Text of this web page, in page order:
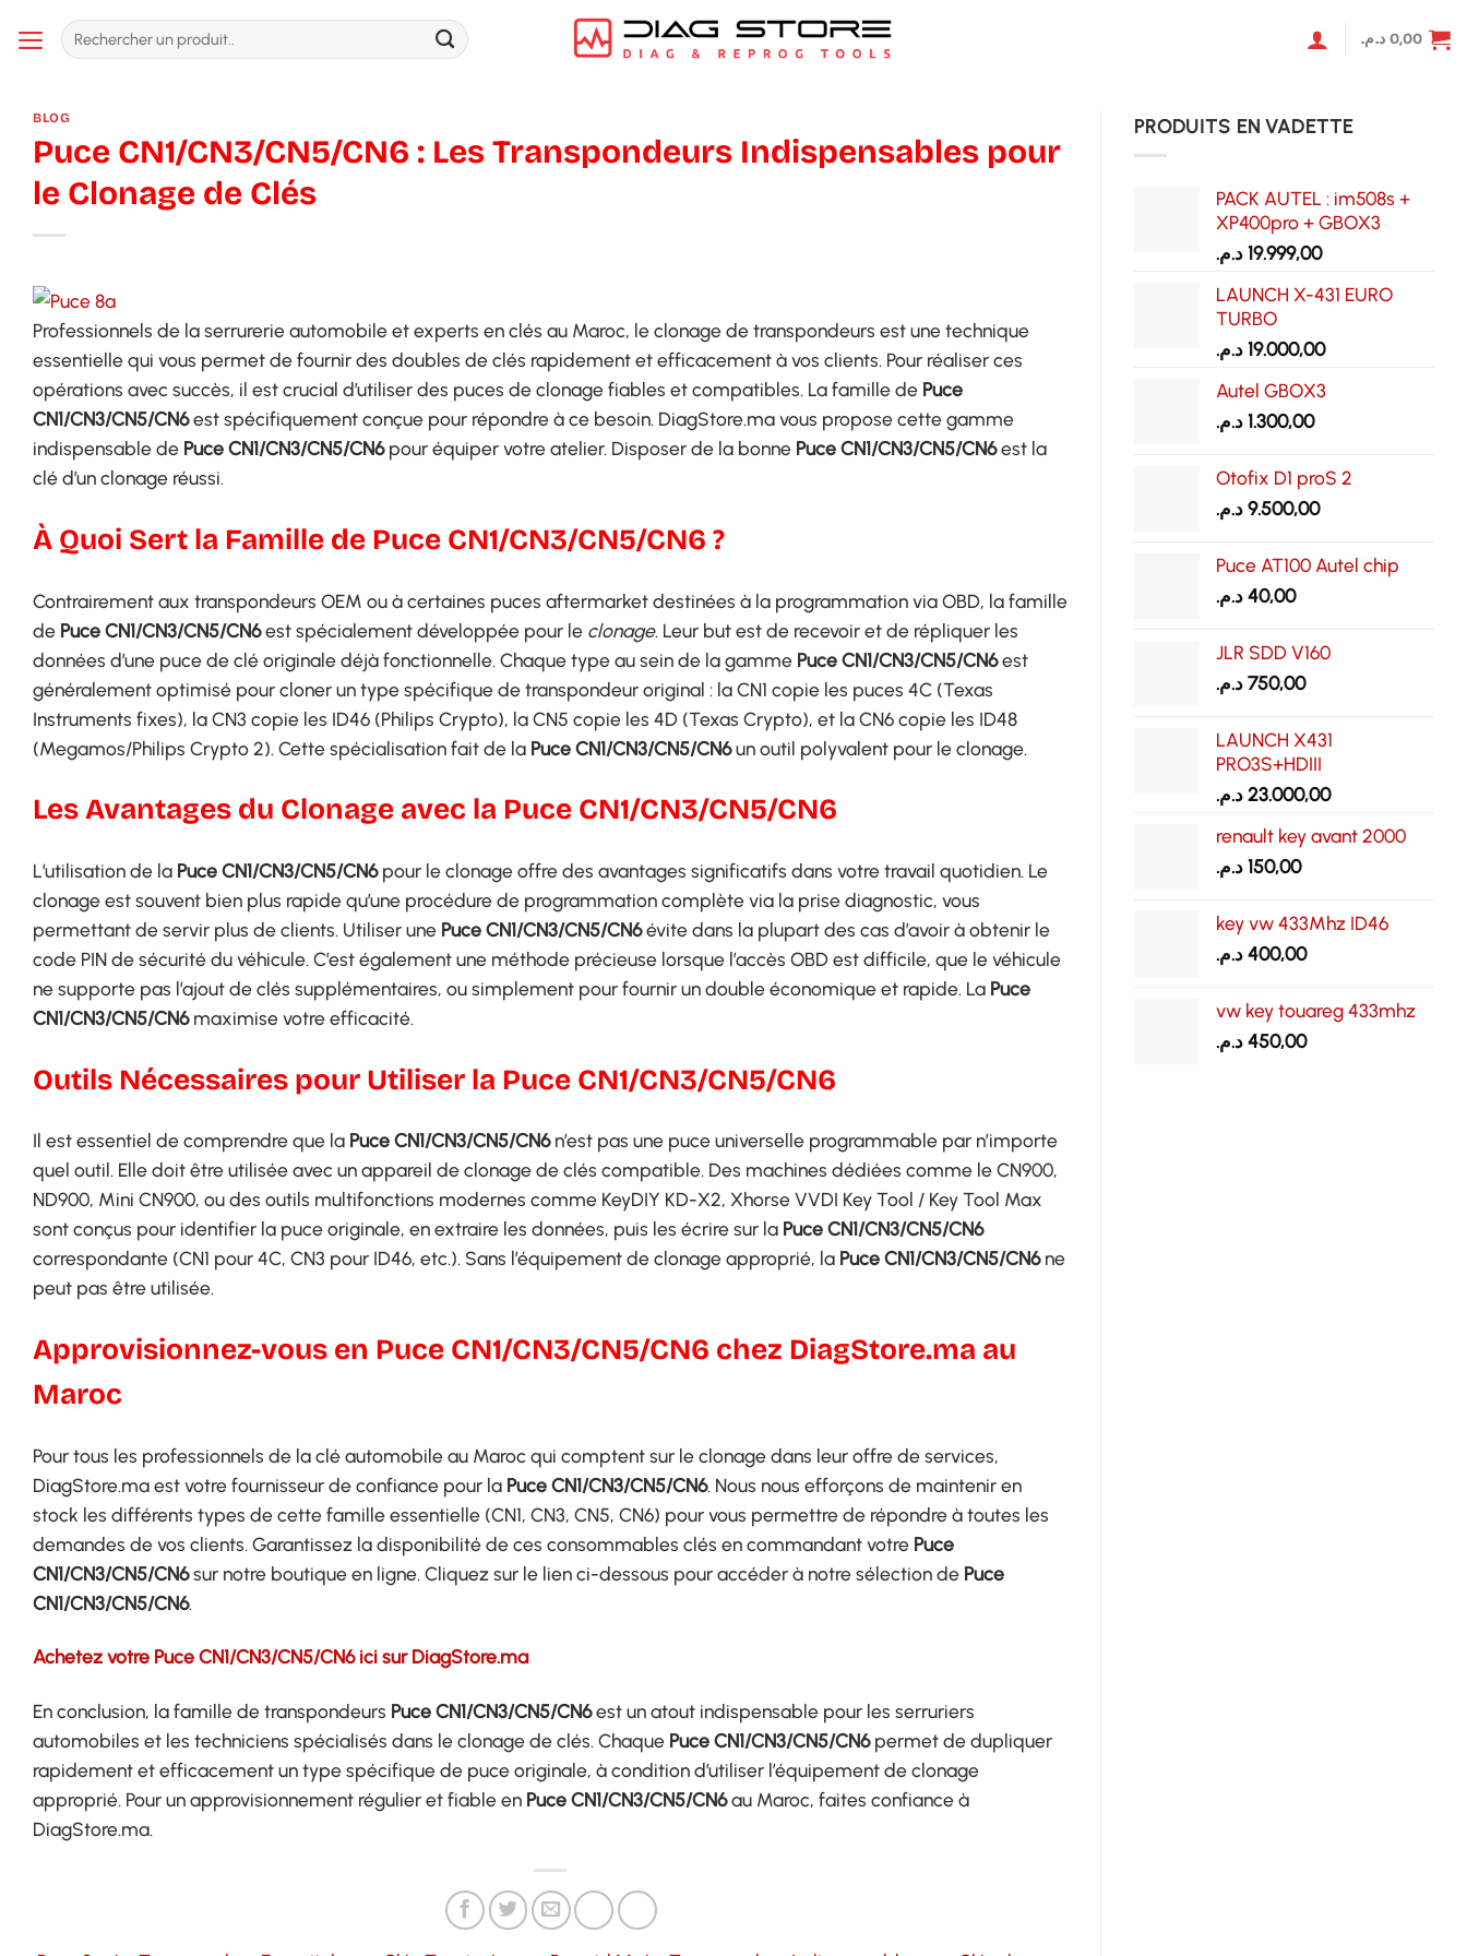
au
Recherche
pour :
0,00 د.م.
BLOG
Puce CN1/CN3/CN5/CN6 : Les Transpondeurs Indispensables pour
le Clonage de Clés
Professionnels de la serrurerie automobile et experts en clés au Maroc, le clonage de transpondeurs est une technique
essentielle qui vous permet de fournir des doubles de clés rapidement et efficacement à vos clients. Pour réaliser ces
opérations avec succès, il est crucial d’utiliser des puces de clonage fiables et compatibles. La famille de Puce
CN1/CN3/CN5/CN6est spécifiquement conçue pour répondre à ce besoin. DiagStore.ma vous propose cette gamme
indispensable de Puce CN1/CN3/CN5/CN6pour équiper votre atelier. Disposer de la bonne Puce CN1/CN3/CN5/CN6est la
clé d’un clonage réussi.
À Quoi Sert la Famille de Puce CN1/CN3/CN5/CN6 ?
Contrairement aux transpondeurs OEM ou à certaines puces aftermarket destinées à la programmation via OBD, la famille
de Puce CN1/CN3/CN5/CN6est spécialement développée pour le clonage. Leur but est de recevoir et de répliquer les
données d’une puce de clé originale déjà fonctionnelle. Chaque type au sein de la gamme Puce CN1/CN3/CN5/CN6est
généralement optimisé pour cloner un type spécifique de transpondeur original : la CN1 copie les puces 4C (Texas
Instruments fixes), la CN3 copie les ID46 (Philips Crypto), la CN5 copie les 4D (Texas Crypto), et la CN6 copie les ID48
(Megamos/Philips Crypto 2). Cette spécialisation fait de la Puce CN1/CN3/CN5/CN6un outil polyvalent pour le clonage.
Les Avantages du Clonage avec la Puce CN1/CN3/CN5/CN6
L’utilisation de la Puce CN1/CN3/CN5/CN6pour le clonage offre des avantages significatifs dans votre travail quotidien. Le
clonage est souvent bien plus rapide qu’une procédure de programmation complète via la prise diagnostic, vous
permettant de servir plus de clients. Utiliser une Puce CN1/CN3/CN5/CN6évite dans la plupart des cas d’avoir à obtenir le
code PIN de sécurité du véhicule. C’est également une méthode précieuse lorsque l’accès OBD est difficile, que le véhicule
ne supporte pas l’ajout de clés supplémentaires, ou simplement pour fournir un double économique et rapide. La Puce
CN1/CN3/CN5/CN6maximise votre efficacité.
Outils Nécessaires pour Utiliser la Puce CN1/CN3/CN5/CN6
Il est essentiel de comprendre que la Puce CN1/CN3/CN5/CN6n’est pas une puce universelle programmable par n’importe
quel outil. Elle doit être utilisée avec un appareil de clonage de clés compatible. Des machines dédiées comme le CN900,
ND900, Mini CN900, ou des outils multifonctions modernes comme KeyDIY KD-X2, Xhorse VVDI Key Tool / Key Tool Max
sont conçus pour identifier la puce originale, en extraire les données, puis les écrire sur la Puce CN1/CN3/CN5/CN6
correspondante (CN1 pour 4C, CN3 pour ID46, etc.). Sans l’équipement de clonage approprié, la Puce CN1/CN3/CN5/CN6ne
peut pas être utilisée.
Approvisionnez-vous en Puce CN1/CN3/CN5/CN6 chez DiagStore.ma au
Maroc
Pour tous les professionnels de la clé automobile au Maroc qui comptent sur le clonage dans leur offre de services,
DiagStore.ma est votre fournisseur de confiance pour la Puce CN1/CN3/CN5/CN6. Nous nous efforçons de maintenir en
stock les différents types de cette famille essentielle (CN1, CN3, CN5, CN6) pour vous permettre de répondre à toutes les
demandes de vos clients. Garantissez la disponibilité de ces consommables clés en commandant votre Puce
CN1/CN3/CN5/CN6sur notre boutique en ligne. Cliquez sur le lien ci-dessous pour accéder à notre sélection de Puce
CN1/CN3/CN5/CN6.
Achetez votre Puce CN1/CN3/CN5/CN6 ici sur DiagStore.ma
En conclusion, la famille de transpondeurs Puce CN1/CN3/CN5/CN6est un atout indispensable pour les serruriers
automobiles et les techniciens spécialisés dans le clonage de clés. Chaque Puce CN1/CN3/CN5/CN6permet de dupliquer
rapidement et efficacement un type spécifique de puce originale, à condition d’utiliser l’équipement de clonage
approprié. Pour un approvisionnement régulier et fiable en Puce CN1/CN3/CN5/CN6au Maroc, faites confiance à
DiagStore.ma.
PRODUITS EN VADETTE
PACK AUTEL : im508s +
XP400pro + GBOX3
19.999,00د.م.
LAUNCH X-431 EURO
TURBO
19.000,00د.م.
Autel GBOX3
1.300,00د.م.
Otofix D1 proS 2
9.500,00د.م.
Puce AT100 Autel chip
40,00د.م.
JLR SDD V160
750,00د.م.
LAUNCH X431
PRO3S+HDIII
23.000,00د.م.
renault key avant 2000
150,00د.م.
key vw 433Mhz ID46
400,00د.م.
vw key touareg 433mhz
450,00د.م.